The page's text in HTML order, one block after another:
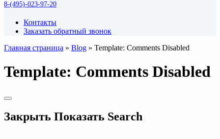
8-(495)-023-97-20
Контакты
Заказать обратный звонок
Главная страница » Blog » Template: Comments Disabled
Template: Comments Disabled
Закрыть Показать Search